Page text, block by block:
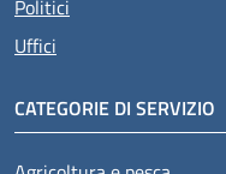
Politici
Uffici
CATEGORIE DI SERVIZIO